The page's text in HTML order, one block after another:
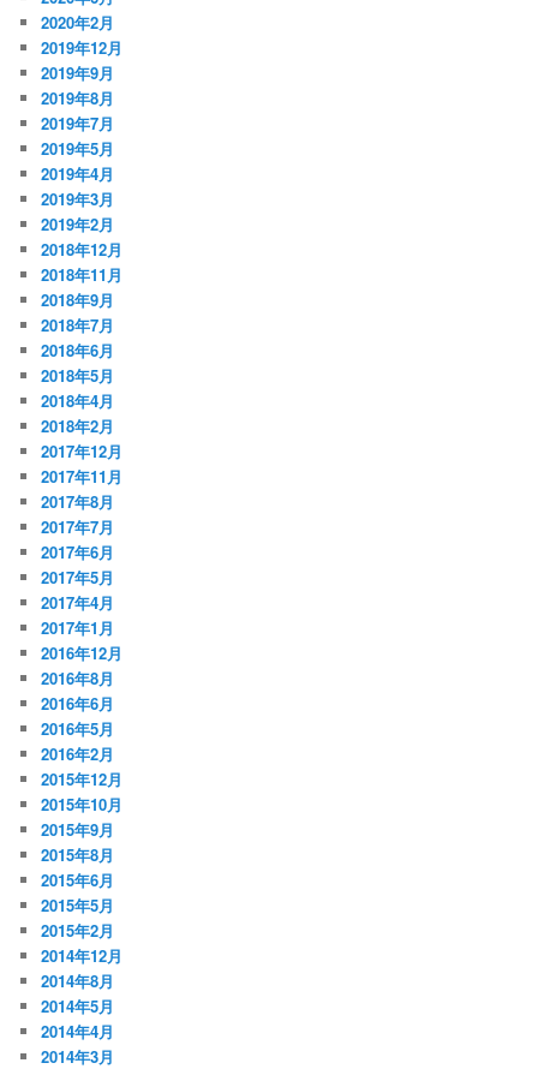
2020年2月
2019年12月
2019年9月
2019年8月
2019年7月
2019年5月
2019年4月
2019年3月
2019年2月
2018年12月
2018年11月
2018年9月
2018年7月
2018年6月
2018年5月
2018年4月
2018年2月
2017年12月
2017年11月
2017年8月
2017年7月
2017年6月
2017年5月
2017年4月
2017年1月
2016年12月
2016年8月
2016年6月
2016年5月
2016年2月
2015年12月
2015年10月
2015年9月
2015年8月
2015年6月
2015年5月
2015年2月
2014年12月
2014年8月
2014年5月
2014年4月
2014年3月